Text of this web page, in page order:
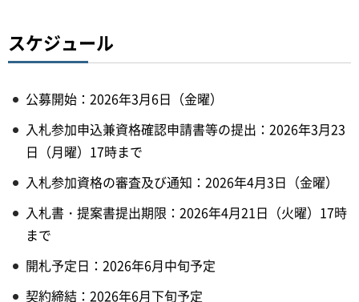
スケジュール
公募開始：2026年3月6日（金曜）
入札参加申込兼資格確認申請書等の提出：2026年3月23
日（月曜）17時まで
入札参加資格の審査及び通知：2026年4月3日（金曜）
入札書・提案書提出期限：2026年4月21日（火曜）17時
まで
開札予定日：2026年6月中旬予定
契約締結：2026年6月下旬予定